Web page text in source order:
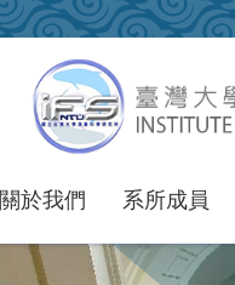
關於我們 系所成員